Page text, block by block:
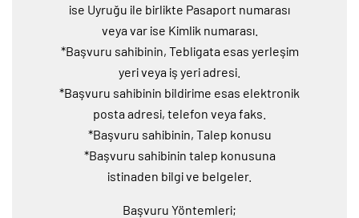
ise Uyruğu ile birlikte Pasaport numarası
veya var ise Kimlik numarası.
*Başvuru sahibinin, Tebligata esas yerleşim
yeri veya iş yeri adresi.
*Başvuru sahibinin bildirime esas elektronik
posta adresi, telefon veya faks.
*Başvuru sahibinin, Talep konusu
*Başvuru sahibinin talep konusuna
istinaden bilgi ve belgeler.
Başvuru Yöntemleri;